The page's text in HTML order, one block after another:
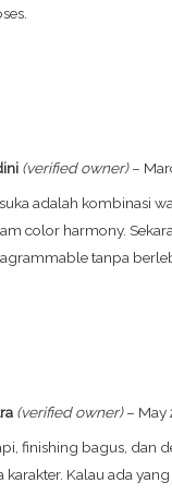
(verified owner) –
adalah kombinasi
color harmony.
tanpa
(verified owner) – May
finishing bagus, dan
Kalau ada